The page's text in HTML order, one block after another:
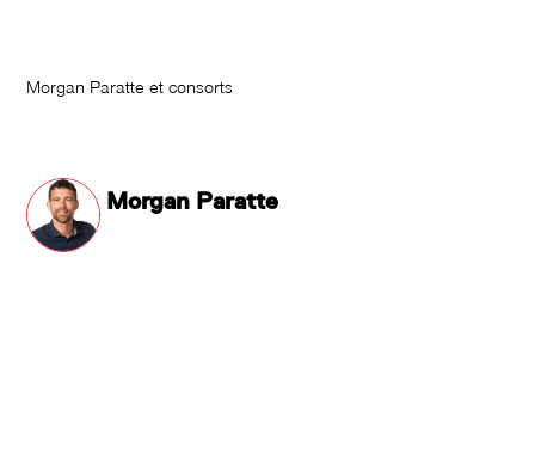
Morgan Paratte et consorts
Morgan Paratte